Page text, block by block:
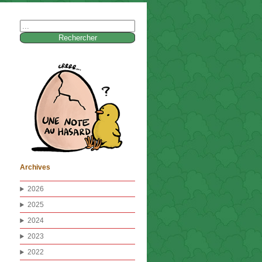
Archives
2026
2025
2024
2023
2022